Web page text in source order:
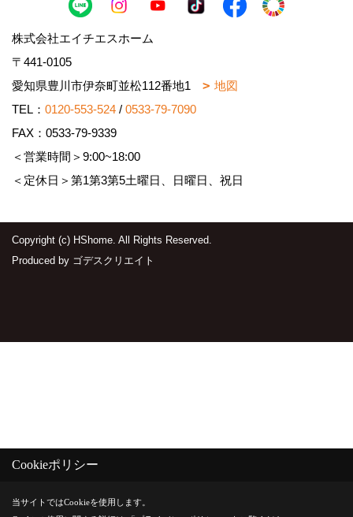
株式会社エイチエスホーム
〒441-0105
愛知県豊川市伊奈町並松112番地1
地図
TEL： 0120-553-524 / 0533-79-7090
FAX：0533-79-9339
＜営業時間＞9:00~18:00
＜定休日＞第1第3第5土曜日、日曜日、祝日
Copyright (c) HShome. All Rights Reserved.
Produced by ゴデスクリエイト
Cookieポリシー
当サイトではCookieを使用します。